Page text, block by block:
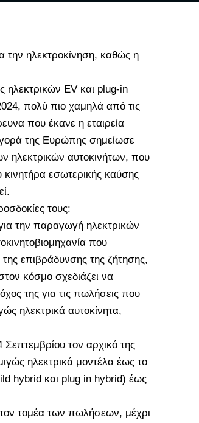
την ηλεκτροκίνηση, καθώς η
ηλεκτρικών EV και plug-in
πολύ πιο χαμηλά από τις
που έκανε η εταιρεία
της Ευρώπης σημείωσε
ηλεκτρικών αυτοκινήτων, που
εσωτερικής καύσης
τους:
την παραγωγή ηλεκτρικών
που
επιβράδυνσης της ζήτησης,
κόσμο σχεδιάζει να
της για τις πωλήσεις που
ηλεκτρικά αυτοκίνητα,
τον αρχικό της
ηλεκτρικά μοντέλα έως το
hybrid και plug in hybrid) έως
τομέα των πωλήσεων, μέχρι